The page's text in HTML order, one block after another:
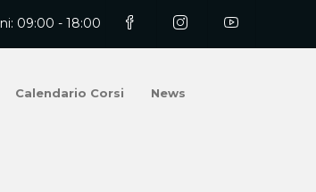
09:00 - 18:00
Calendario Corsi News